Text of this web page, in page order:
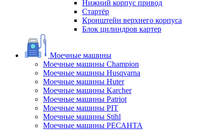
Нижний корпус привод
Стартёр
Кронштейн верхнего корпуса
Блок цилиндров картер
Моечные машины
Моечные машины Champion
Моечные машины Husqvarna
Моечные машины Huter
Моечные машины Karcher
Моечные машины Patriot
Моечные машины PIT
Моечные машины Stihl
Моечные машины РЕСАНТА